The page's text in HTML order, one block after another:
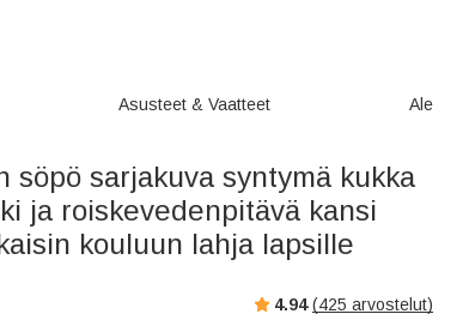
Asusteet & Vaatteet Ale
söpö sarjakuva syntymä kukka
ja roiskevedenpitävä kansi
kouluun lahja lapsille
4.94 (425 arvostelut)